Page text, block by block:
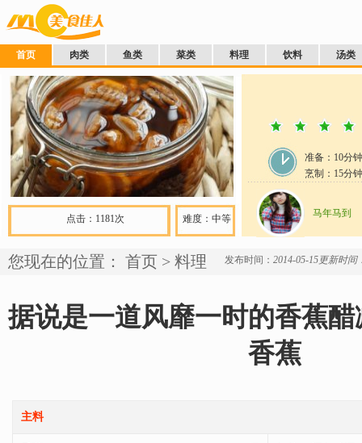
首页 肉类 鱼类 菜类 料理 饮料 汤类
难度：中等
点击：1181次
准备： 10分钟
烹制： 15分钟
马年马到
发布时间： 2014-05-15更新时间
您现在的位置： 首页 > 料理
据说是一道风靡一时的香蕉
香蕉
主料